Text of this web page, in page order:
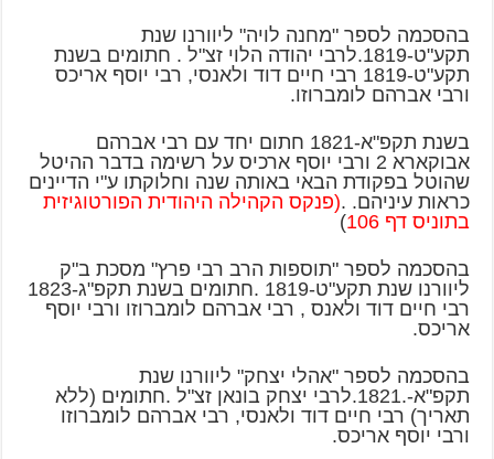
בהסכמה לספר "מחנה לויה" ליוורנו שנת
תקע"ט-1819.לרבי יהודה הלוי זצ"ל . חתומים בשנת
תקע"ט-1819 רבי חיים דוד ולאנסי, רבי יוסף אריכס
ורבי אברהם לומברוזו.
בשנת תקפ"א-1821 חתום יחד עם רבי אברהם
אבוקארא 2 ורבי יוסף ארכיס על רשימה בדבר ההיטל
שהוטל בפקודת הבאי באותה שנה וחלוקתו ע"י הדיינים
כראות עיניהם. .(פנקס הקהילה היהודית הפורטוגיזית
בתוניס דף 106
)
בהסכמה לספר "תוספות הרב רבי פרץ" מסכת ב"ק
ליוורנו שנת תקע"ט-1819 .חתומים בשנת תקפ"ג-1823
רבי חיים דוד ולאנס , רבי אברהם לומברוזו ורבי יוסף
אריכס.
בהסכמה לספר "אהלי יצחק" ליוורנו שנת
תקפ"א-.1821.לרבי יצחק בונאן זצ"ל .חתומים (ללא
תאריך) רבי חיים דוד ולאנסי, רבי אברהם לומברוזו
ורבי יוסף אריכס.